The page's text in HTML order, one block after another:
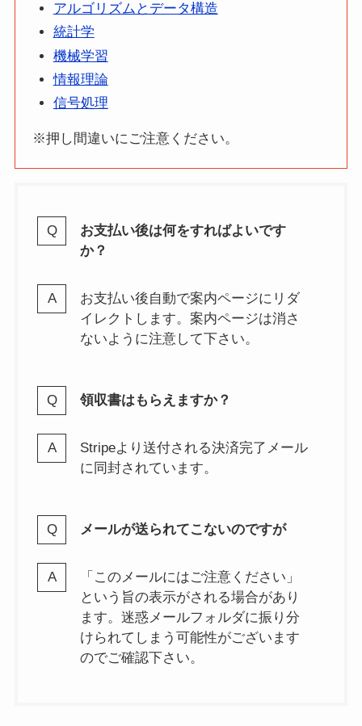
アルゴリズムとデータ構造
統計学
機械学習
情報理論
信号処理
※押し間違いにご注意ください。
お支払い後は何をすればよいです
か？
お支払い後自動で案内ページにリダ
イレクトします。案内ページは消さ
ないように注意して下さい。
領収書はもらえますか？
Stripeより送付される決済完了メール
に同封されています。
メールが送られてこないのですが
「このメールにはご注意ください」
という旨の表示がされる場合があり
ます。迷惑メールフォルダに振り分
けられてしまう可能性がございます
のでご確認下さい。